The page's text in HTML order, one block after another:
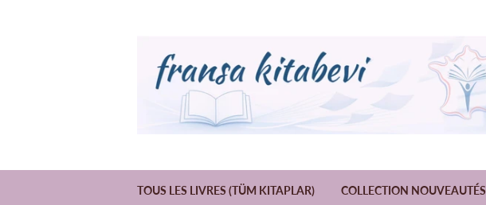
TOUS LES LIVRES (TÜM KITAPLAR) COLLECTION NOUVEAUTÉS